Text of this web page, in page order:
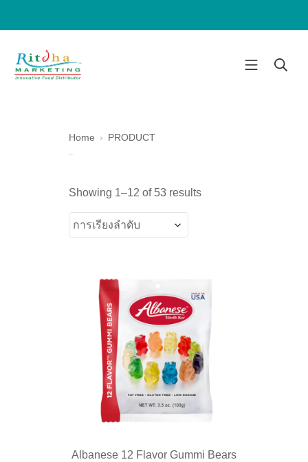
Home PRODUCT
Showing 1–12 of 53 results
Albanese 12 Flavor Gummi Bears